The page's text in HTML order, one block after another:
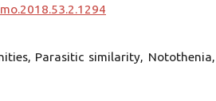
Parasitic similarity, Notothenia,